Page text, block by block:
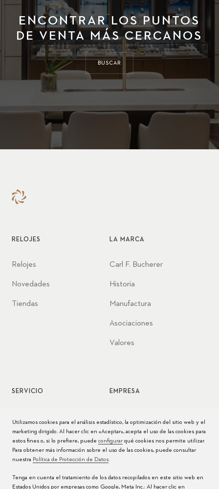
ENCONTRAR LOS PUNTOS
DE VENTA MÁS CERCANOS
BUSCAR
RELOJES
Relojes
Novedades
Tiendas
LA MARCA
Carl F. Bucherer
Historia
Manufactura
Asociaciones
Valores
SERVICIO
Cuidado del reloj
Manuales
Preguntas frecuentes
EMPRESA
Prensa
Utilizamos cookies para el análisis estadístico, la optimización del sitio web y el
marketing dirigido. Al hacer clic en «Aceptar», acepta el uso de las cookies para
estos fines o, si lo prefiere, puede configurarqué cookies nos permite utilizar.
Para obtener más información sobre el uso de las cookies, puede consultar
nuestra Política de Protección de Datos.
Tenga en cuenta el tratamiento de los datos recopilados en este sitio web en
Estados Unidos por empresas como Google, Meta Inc.: Al hacer clic en